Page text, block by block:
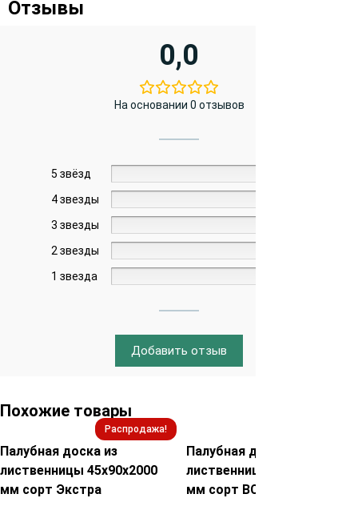
Отзывы
0,0
На основании 0 отзывов
5 звёзд
4 звезды
3 звезды
2 звезды
1 звезда
Добавить отзыв
Похожие товары
Распродажа!
Палубная доска из
лиственницы 45х90х2000
мм сорт Экстра
Палубная доска из
лиственницы 28х115х2000
мм сорт ВС